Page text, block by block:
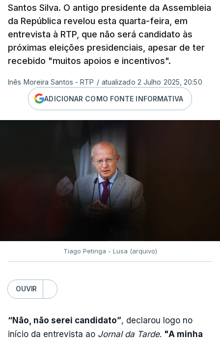
Santos Silva. O antigo presidente da Assembleia
da República revelou esta quarta-feira, em
entrevista à RTP, que não será candidato às
próximas eleições presidenciais, apesar de ter
recebido "muitos apoios e incentivos".
Inês Moreira Santos - RTP / atualizado 2 Julho 2025, 20:50
ADICIONAR COMO FONTE INFORMATIVA
Tiago Petinga - Lusa (arquivo)
OUVIR
“Não, não serei candidato”, declarou logo no
início da entrevista ao Jornal da Tarde. "A minha